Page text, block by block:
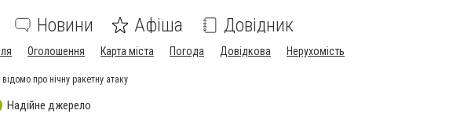
Новини Афіша Довідник
Оголошення Карта міста Погода Довідкова Нерухомість
про нічну ракетну атаку
Надійне джерело